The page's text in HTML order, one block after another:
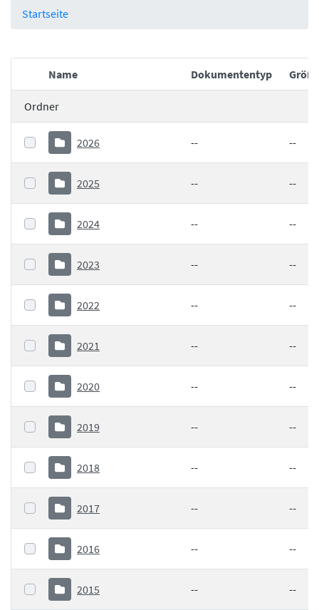
Startseite
Elementauswahl
Name Dokumententyp Größe
Ordner
2026 -- --
2025 -- --
2024 -- --
2023 -- --
2022 -- --
2021 -- --
2020 -- --
2019 -- --
2018 -- --
2017 -- --
2016 -- --
2015 -- --